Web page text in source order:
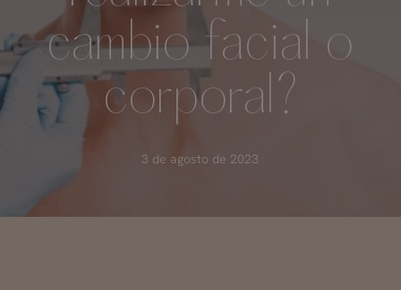
cambio facial o
corporal?
3 de agosto de 2023